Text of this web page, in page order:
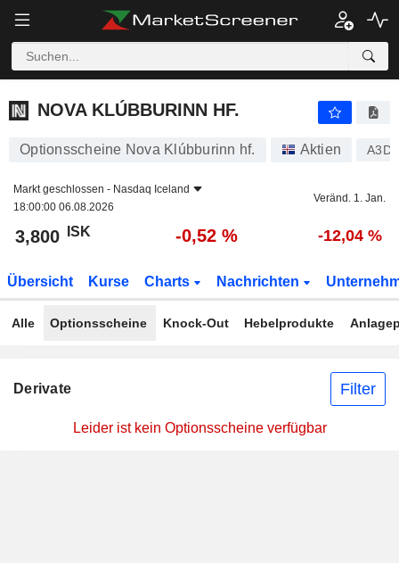
NOVA KLÚBBURINN HF.
NOVA KLÚBBURINN HF.
Optionsscheine Nova Klúbburinn hf. Aktien
Markt geschlossen - Nasdaq Iceland
18:00:00 06.08.2026
Veränd. 1. Jan.
3,800 ISK -0,52 % -12,04 %
Übersicht Kurse Charts Nachrichten
Alle Optionsscheine Knock-Out Hebelprodukte
Derivate Filter
Leider ist kein Optionsscheine verfügbar